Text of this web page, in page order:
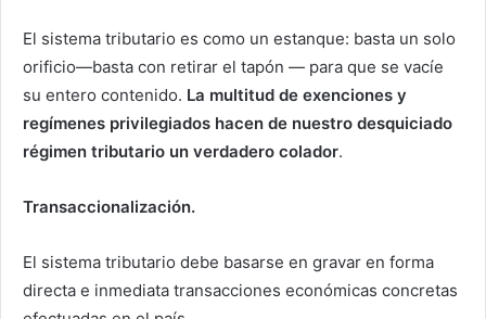
El sistema tributario es como un estanque: basta un solo
orificio—basta con retirar el tapón — para que se vacíe
su entero contenido. La multitud de exenciones y
regímenes privilegiados hacen de nuestro desquiciado
régimen tributario un verdadero colador.
Transaccionalización.
El sistema tributario debe basarse en gravar en forma
directa e inmediata transacciones económicas concretas